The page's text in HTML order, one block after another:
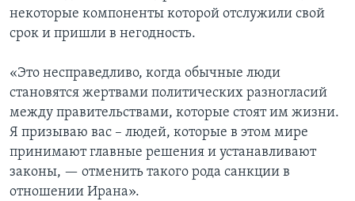
некоторые компоненты которой отслужили свой
срок и пришли в негодность.
«Это несправедливо, когда обычные люди
становятся жертвами политических разногласий
между правительствами, которые стоят им жизни.
Я призываю вас – людей, которые в этом мире
принимают главные решения и устанавливают
законы, — отменить такого рода санкции в
отношении Ирана».